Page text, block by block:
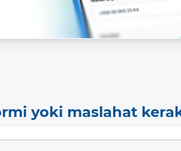
yoki maslahat